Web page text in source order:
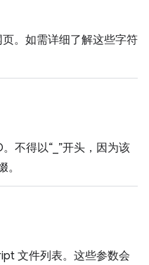
。如需详细了解这些字符
不得以“_”开头，因为该
文件列表。这些参数会